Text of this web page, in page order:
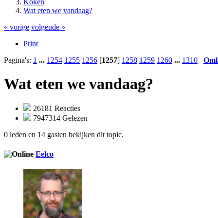
Wat eten we vandaag?
« vorige volgende »
Print
Pagina's: 1 ... 1254 1255 1256 [1257] 1258 1259 1260 ... 1310
Wat eten we vandaag?
26181 Reacties
7947314 Gelezen
0 leden en 14 gasten bekijken dit topic.
Eelco